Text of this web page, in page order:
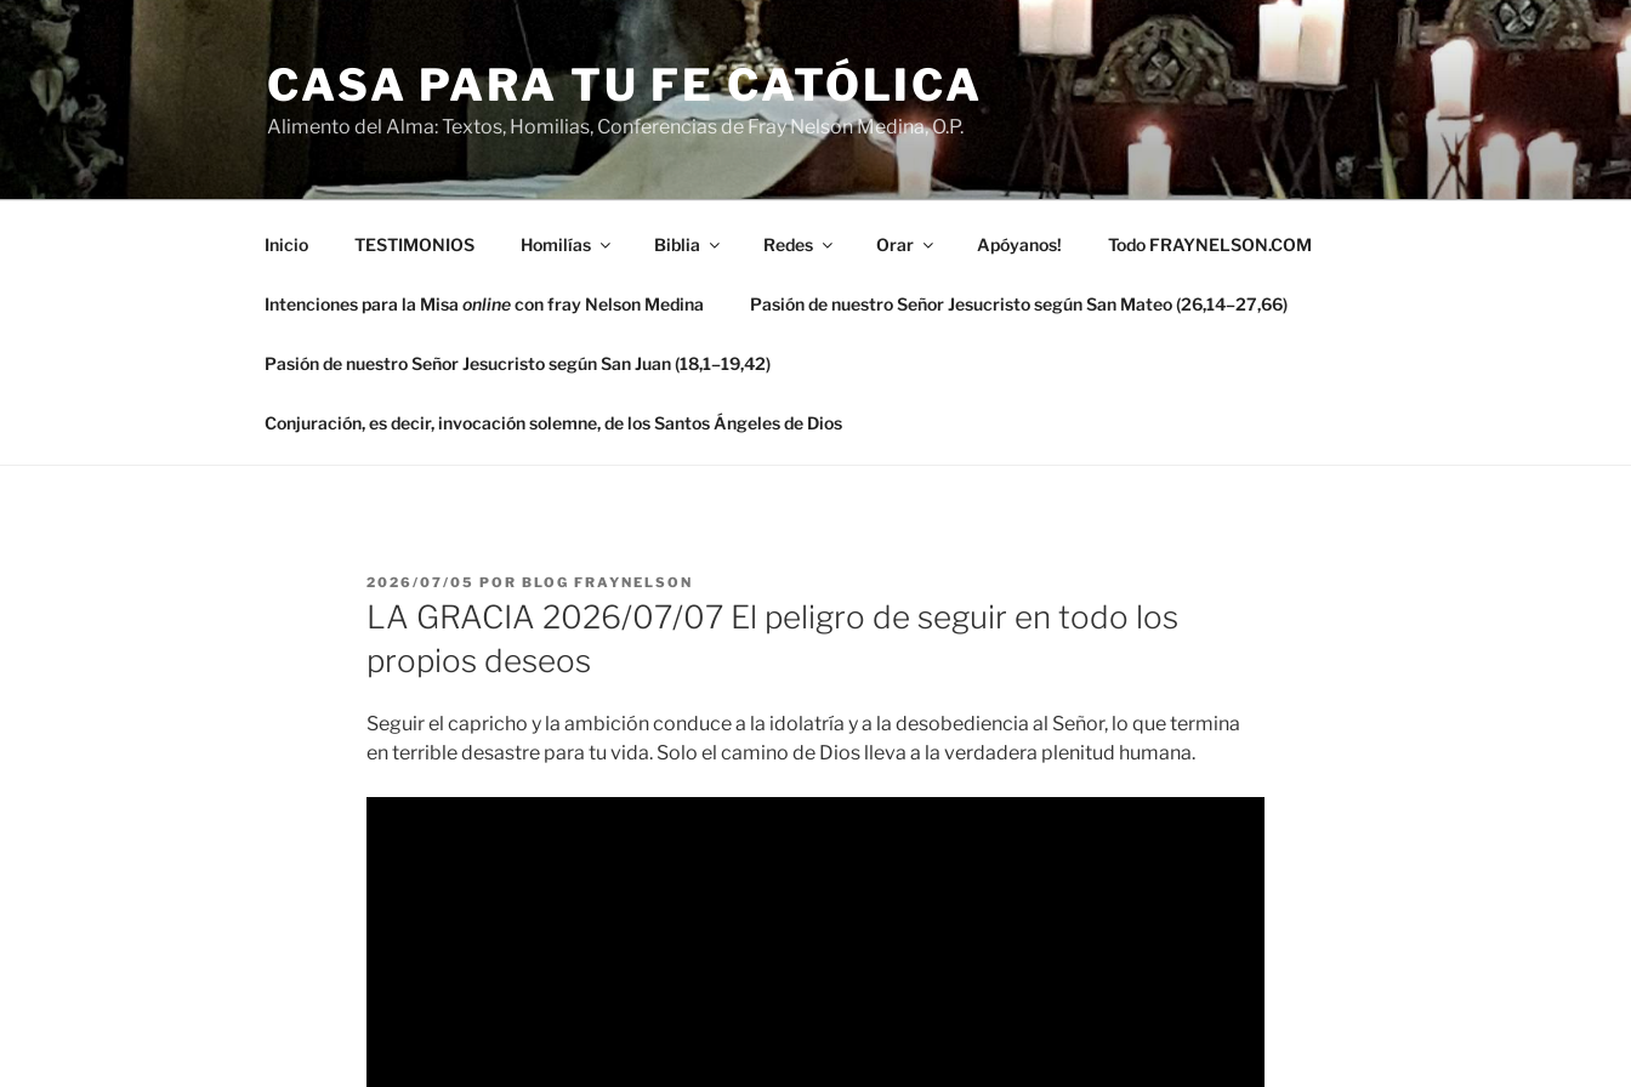
Saltar
contenido
CASA PARA TU FE CATÓLICA
Alimento del Alma: Textos, Homilias, Conferencias de Fray Nelson Medina, O.P.
Inicio TESTIMONIOS Homilías Biblia Redes Orar Apóyanos! Todo FRAYNELSON.COM
Intenciones para la Misa onlinecon fray Nelson Medina Pasión de nuestro Señor Jesucristo según San Mateo (26,14–27,66)
Pasión de nuestro Señor Jesucristo según San Juan (18,1–19,42)
Conjuración, es decir, invocación solemne, de los Santos Ángeles de Dios
PUBLICADO
EL
2026/07/05 POR BLOG FRAYNELSON
LA GRACIA 2026/07/07 El peligro de seguir en todo los
propios deseos
Seguir el capricho y la ambición conduce a la idolatría y a la desobediencia al Señor, lo que termina
en terrible desastre para tu vida. Solo el camino de Dios lleva a la verdadera plenitud humana.